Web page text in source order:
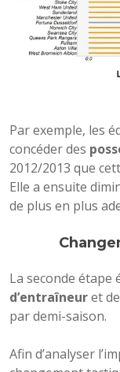
Par exemple, les
concéder des
2012/2013 que
Elle a ensuite
de plus en plus
La seconde étape
d’entraîneuret
par demi-saison.
Afin d’analyser